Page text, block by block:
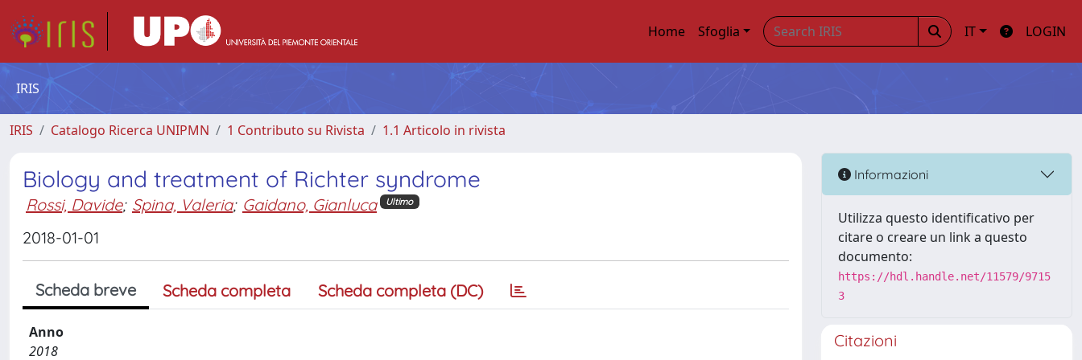
Home Sfoglia IT LOGIN
IRIS
IRIS Catalogo Ricerca UNIPMN 1 Contributo su Rivista 1.1 Articolo in rivista
Biology and treatment of Richter syndrome
Rossi, Davide; Spina, Valeria; Gaidano, Gianluca Ultimo
2018-01-01
Scheda breve Scheda completa Scheda completa (DC)
Anno
2018
Informazioni
Utilizza questo identificativo per
citare o creare un link a questo
documento:
https://hdl.handle.net/11579/9715
3
Citazioni